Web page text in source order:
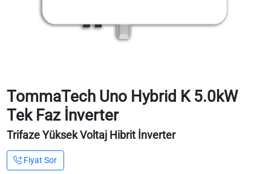
TommaTech Uno Hybrid K 5.0kW
Tek Faz İnverter
Trifaze Yüksek Voltaj Hibrit İnverter
Fiyat Sor